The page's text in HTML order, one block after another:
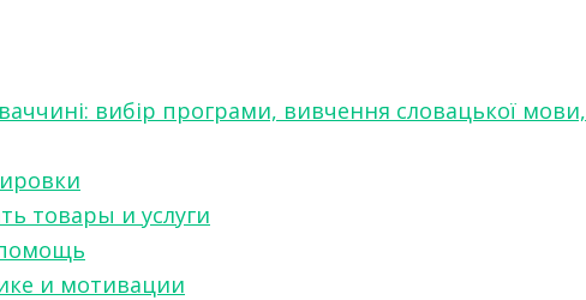
вибір програми, вивчення словацької мови,
товары и услуги
и мотивации